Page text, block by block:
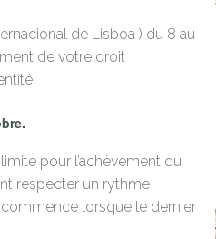
de Lisboa ) du 8 au
de votre droit
pour l’achèvement du
respecter un rythme
lorsque le dernier